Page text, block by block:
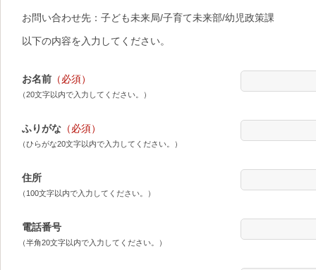
お問い合わせ先：子ども未来局/子育て未来部/幼児政策課
以下の内容を入力してください。
お名前 （必須）
（20文字以内で入力してください。）
ふりがな （必須）
（ひらがな20文字以内で入力してください。）
住所
（100文字以内で入力してください。）
電話番号
（半角20文字以内で入力してください。）